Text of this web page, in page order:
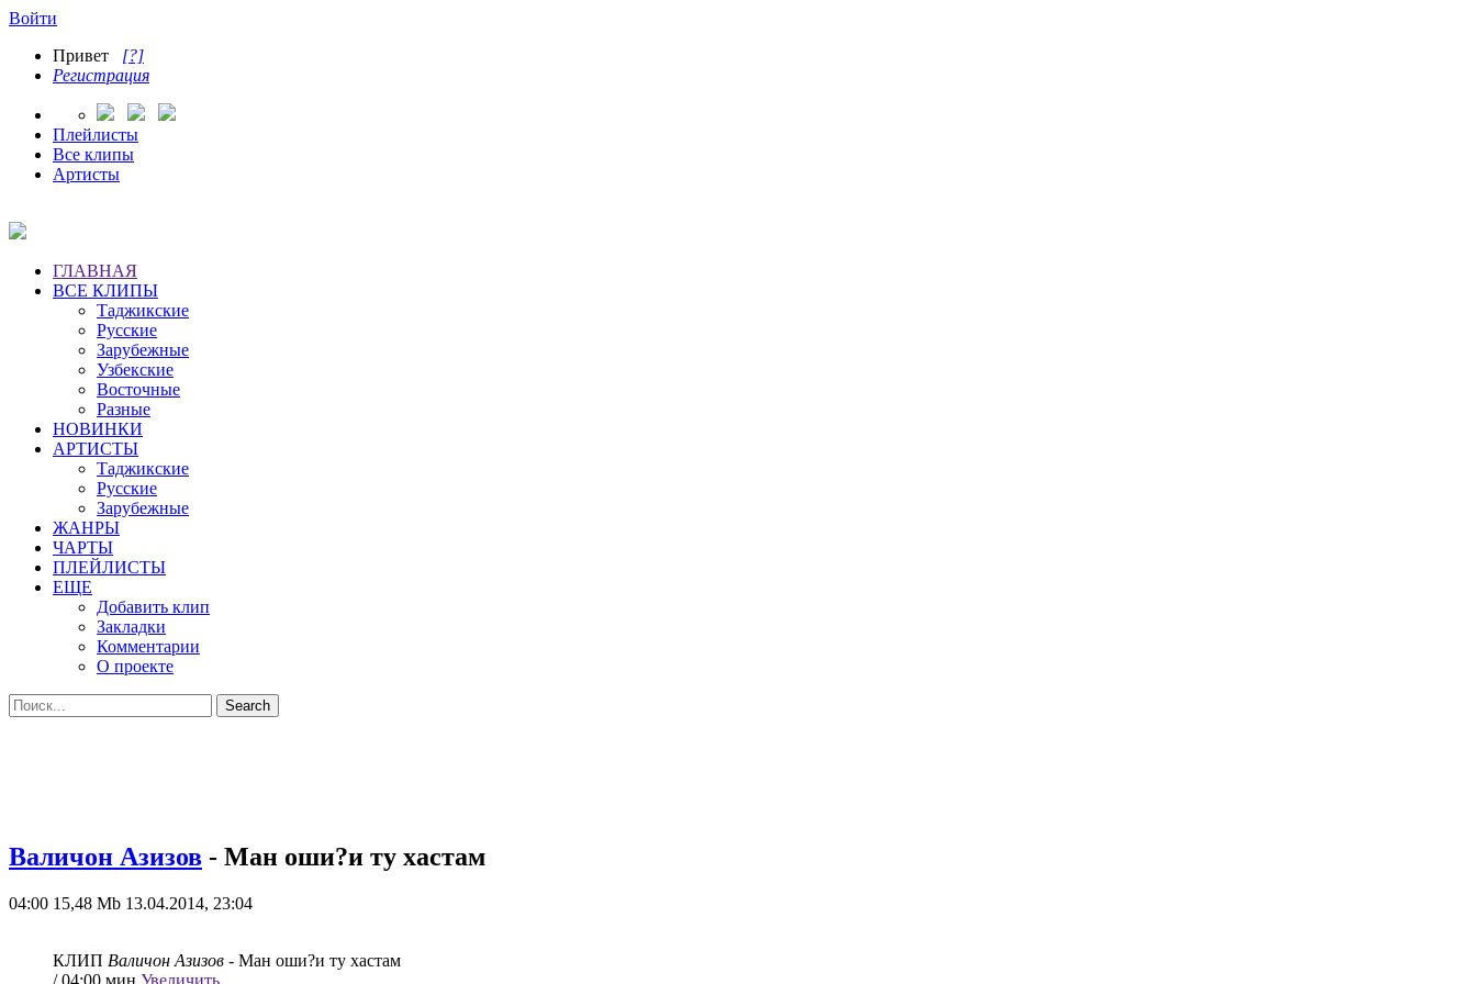
Войти
Привет [?]
Регистрация
Плейлисты
Все клипы
Артисты
ГЛАВНАЯ
ВСЕ КЛИПЫ
Таджикские
Русские
Зарубежные
Узбекские
Восточные
Разные
НОВИНКИ
АРТИСТЫ
Таджикские
Русские
Зарубежные
ЖАНРЫ
ЧАРТЫ
ПЛЕЙЛИСТЫ
ЕЩЕ
Добавить клип
Закладки
Комментарии
О проекте
Валичон Азизов - Ман оши?и ту хастам
04:00 15,48 Mb 13.04.2014, 23:04
КЛИП Валичон Азизов - Ман оши?и ту хастам
/ 04:00 мин Увеличить